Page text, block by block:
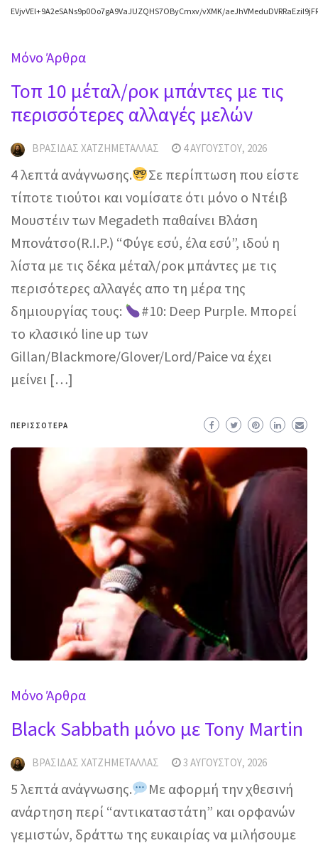
EVjvVEl+9A2eSANs9p0Oo7gA9VaJUZQHS7OByCmxv/vXMK/
Mόνο Άρθρα
Τοπ 10 μέταλ/ροκ μπάντες με τις
περισσότερες αλλαγές μελών
ΒΡΑΣΊΔΑΣ ΧΑΤΖΗΜΕΤΑΛΛΆΣ 4 ΑΥΓΟΎΣΤΟΥ, 2026
4 λεπτά ανάγνωσης.
Σε περίπτωση που είστε
τίποτε τιούτοι και νομίσατε ότι μόνο ο Ντέιβ
Μουστέιν των Megadeth παθαίνει Βλάση
Μπονάτσο(R.I.P.) “Φύγε εσύ, έλα εσύ”, ιδού η
λίστα με τις δέκα μέταλ/ροκ μπάντες με τις
περισότερες αλλαγές απο τη μέρα της
δημιουργίας τους:
#10: Deep Purple. Μπορεί
το κλασικό line up των
Gillan/Blackmore/Glover/Lord/Paice να έχει
μείνει […]
ΠΕΡΙΣΣΌΤΕΡΑ
Mόνο Άρθρα
Black Sabbath μόνο με Tony Martin
ΒΡΑΣΊΔΑΣ ΧΑΤΖΗΜΕΤΑΛΛΆΣ 3 ΑΥΓΟΎΣΤΟΥ, 2026
5 λεπτά ανάγνωσης.
Με αφορμή την χθεσινή
ανάρτηση περί “αντικαταστάτη” και ορφανών
γεμιστών, δράττω της ευκαιρίας να μιλήσουμε